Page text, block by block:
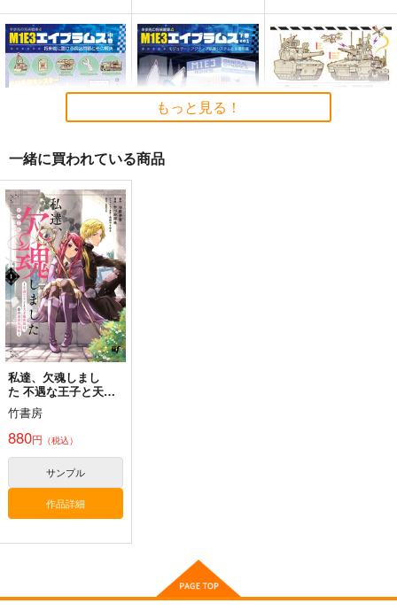
サンプル
カート
サンプル
カート カート
武統の場合-中国によ
る台湾上陸戦
隅田金属ぼるじひ社
990円（税込）
評論・研究
サンプル
カート
ウォッカと密造酒（サ
マゴン）
（税込）
サンプル
カート
M1E3エイブラムス 中
巻
pk510
2,999円（税込）
サンプル
作品詳細
軍艦・艦載機のひみ
つ 総集編その19
国本戦車塾
もっと見る！
一緒に買われている商品
私達、欠魂しまし
た 不遇な王子と天
才 1
竹書房
880円 （税込）
サンプル
作品詳細